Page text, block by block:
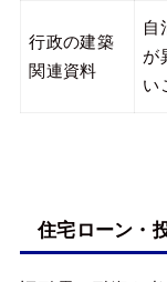
行政の建築
関連資料
自
が
い
住宅ローン・